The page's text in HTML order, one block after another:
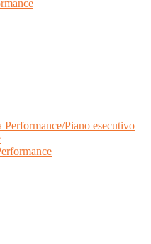
Performance/Piano esecutivo